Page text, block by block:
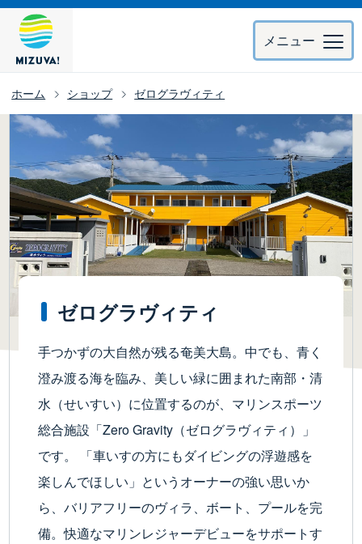
メニュー
ホーム ショップ ゼログラヴィティ
ゼログラヴィティ
手つかずの大自然が残る奄美大島。中でも、青く
澄み渡る海を臨み、美しい緑に囲まれた南部・清
水（せいすい）に位置するのが、マリンスポーツ
総合施設「Zero Gravity（ゼログラヴィティ）」
です。 「車いすの方にもダイビングの浮遊感を
楽しんでほしい」というオーナーの強い思いか
ら、バリアフリーのヴィラ、ボート、プールを完
備。快適なマリンレジャーデビューをサポートす